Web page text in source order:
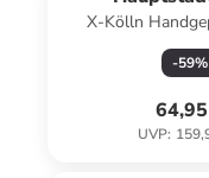
X-Kölln
Dehnfalte Carry-
50L in
-59%
UVP: